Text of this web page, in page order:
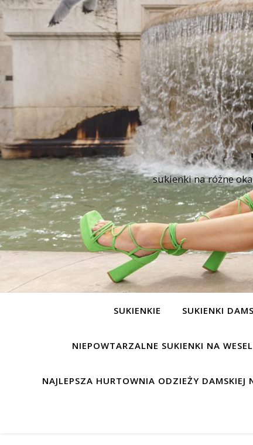
sukienki na różne
SUKIENKIE SUKIENKI
NIEPOWTARZALNE SUKIENKI NA
NAJLEPSZA HURTOWNIA ODZIEŻY DAMSKIEJ